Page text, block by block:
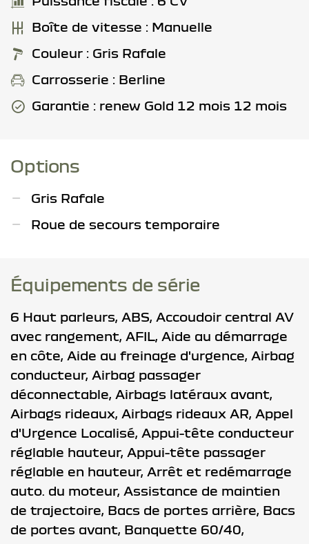
Boîte de vitesse : Manuelle
Couleur : Gris Rafale
Carrosserie : Berline
Garantie : renew Gold 12 mois 12 mois
Options
Gris Rafale
Roue de secours temporaire
Équipements de série
6 Haut parleurs, ABS, Accoudoir central AV
avec rangement, AFIL, Aide au démarrage
en côte, Aide au freinage d'urgence, Airbag
conducteur, Airbag passager
déconnectable, Airbags latéraux avant,
Airbags rideaux, Airbags rideaux AR, Appel
d'Urgence Localisé, Appui-tête conducteur
réglable hauteur, Appui-tête passager
réglable en hauteur, Arrêt et redémarrage
auto. du moteur, Assistance de maintien
de trajectoire, Bacs de portes arrière, Bacs
de portes avant, Banquette 60/40,